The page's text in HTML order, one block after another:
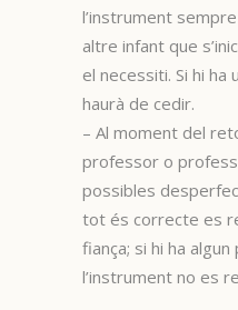
l’instrument
altre infant que
el necessiti. Si hi ha
haurà de cedir.
– Al moment del
professor o
possibles
tot és correcte es
fiança; si hi ha
l’instrument no es